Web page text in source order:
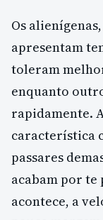
Os
apresentam
toleram
enquanto
rapidamente.
característica
passares
acabam por te
acontece, a